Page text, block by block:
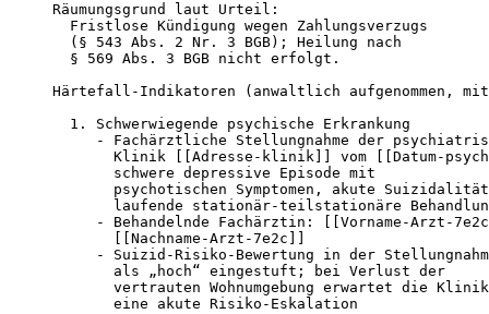
Räumungsgrund laut Urteil:
  Fristlose Kündigung wegen Zahlungsverzugs
  (§ 543 Abs. 2 Nr. 3 BGB); Heilung nach
  § 569 Abs. 3 BGB nicht erfolgt.
Härtefall-Indikatoren (anwaltlich aufgenommen,
  1. Schwerwiegende psychische Erkrankung
- Fachärztliche Stellungnahme der
Klinik [[Adresse-klinik]] vom [[Datum-
       schwere depressive Episode mit
psychotischen Symptomen, akute
laufende stationär-teilstationäre
- Behandelnde Fachärztin: [[Vorname-Arzt-
       [[Nachname-Arzt-7e2c]]
- Suizid-Risiko-Bewertung in der
       als „hoch“ eingestuft; bei Verlust der
       vertrauten Wohnumgebung erwartet die Klinik
       eine akute Risiko-Eskalation